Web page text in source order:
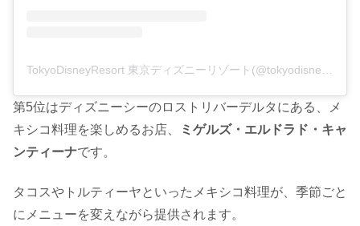
第5位はディズニーシーのロストリバーデルタにある、メ
キシコ料理を楽しめるお店、
ミゲルズ・エルドラド・キャ
ンティーナです。
タコスやトルティーヤといったメキシコ料理が、季節ごと
にメニューを変えながら提供されます。